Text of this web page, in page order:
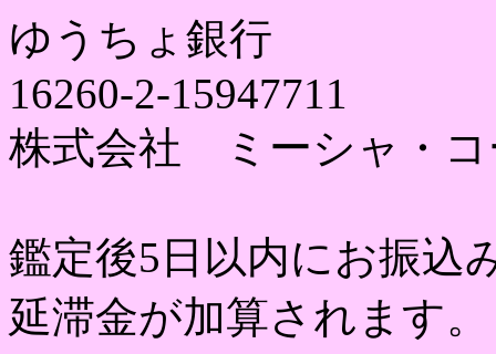
ゆうちょ銀行
16260-2-15947711
株式会社 ミーシャ・コ
鑑定後5日以内にお振込
延滞金が加算されます。